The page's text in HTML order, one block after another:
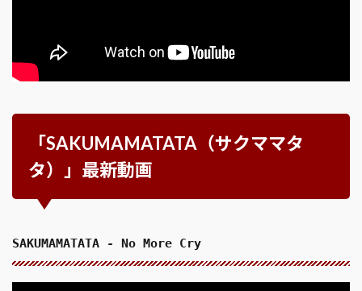
「SAKUMAMATATA（サクママタ
タ）」最新動画
SAKUMAMATATA - No More Cry